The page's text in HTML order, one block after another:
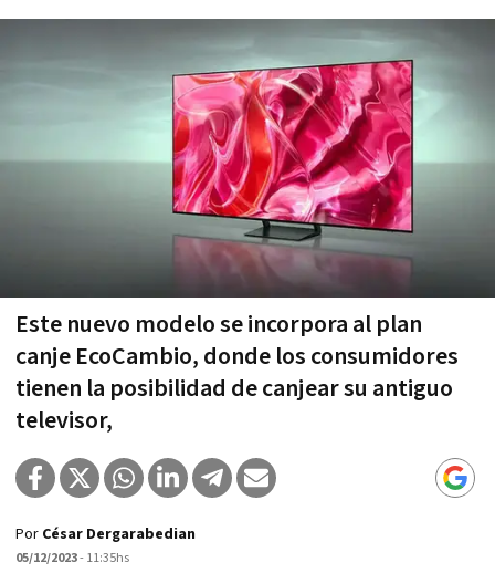
Este nuevo modelo se incorpora al plan
canje EcoCambio, donde los consumidores
tienen la posibilidad de canjear su antiguo
televisor,
Por César Dergarabedian
05/12/2023- 11:35hs